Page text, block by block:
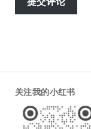
关注我的小红书